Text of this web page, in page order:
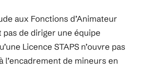
aux Fonctions d’Animateur
pas de diriger une équipe
Licence STAPS n’ouvre pas
l’encadrement de mineurs en